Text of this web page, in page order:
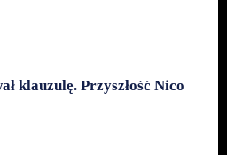
klauzulę. Przyszłość Nico